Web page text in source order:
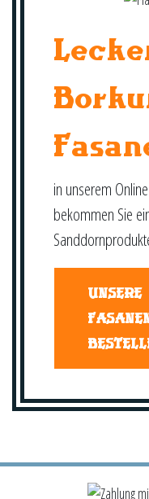
in unserem
bekommen Sie
UNSERE